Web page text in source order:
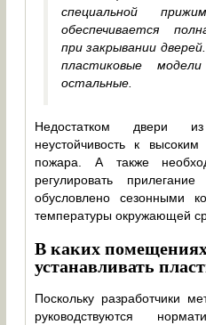
специальной
обеспечивается
при закрывании
пластиковые
остальные.
Недостатком двери
неустойчивость к
пожара. А также
регулировать
обусловлено сезонными
температуры окружающей
В каких
устанавливать
Поскольку разработчики
руководствуются